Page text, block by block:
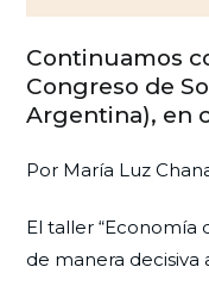
Continuamos
Congreso de
Argentina), en
Por María Luz
El taller “Economía
de manera decisiva